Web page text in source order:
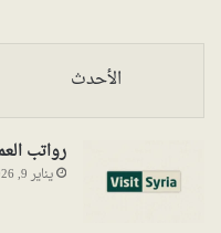
الأحدث
رواتب
يناير 9, 2026